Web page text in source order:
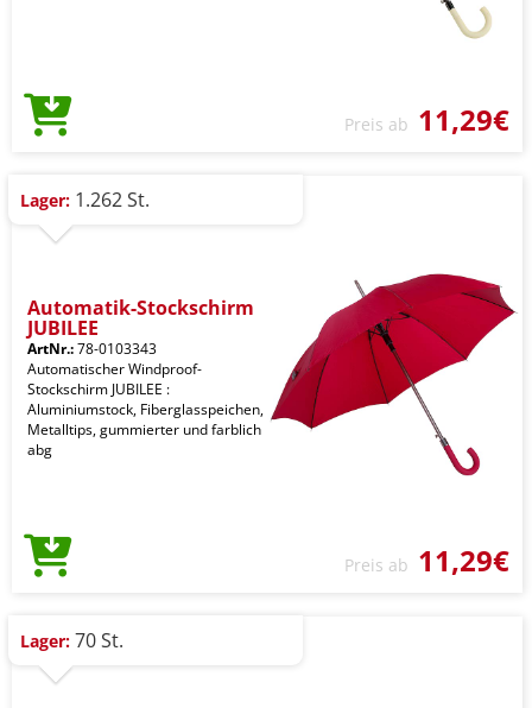
Preis ab 11,29€
Lager: 1.262 St.
Automatik-Stockschirm
JUBILEE
ArtNr.:78-0103343
Automatischer Windproof-
Stockschirm JUBILEE :
Aluminiumstock, Fiberglasspeichen,
Metalltips, gummierter und farblich
abg
Preis ab 11,29€
Lager: 70 St.